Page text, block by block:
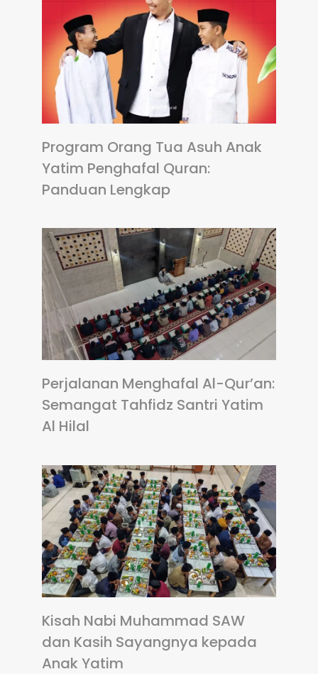
Program Orang Tua Asuh Anak
Yatim Penghafal Quran:
Panduan Lengkap
Perjalanan Menghafal Al-Qur’an:
Semangat Tahfidz Santri Yatim
Al Hilal
Kisah Nabi Muhammad SAW
dan Kasih Sayangnya kepada
Anak Yatim